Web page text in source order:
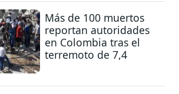
Más de 100 muertos
reportan autoridades
en Colombia tras el
terremoto de 7,4